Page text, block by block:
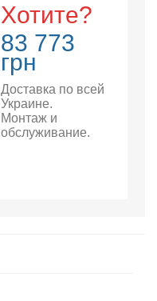
Хотите?
83 773
грн
Доставка по всей
Украине.
Монтаж и
обслуживание.